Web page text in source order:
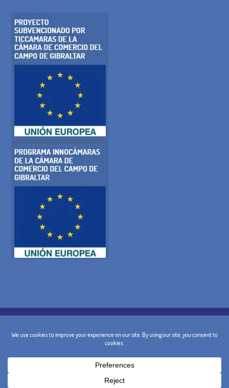
AVVISO LEGALE
TERMINI E CONDIZIONI GENERALI DI
POLITICA DI CANCELLAZIONE